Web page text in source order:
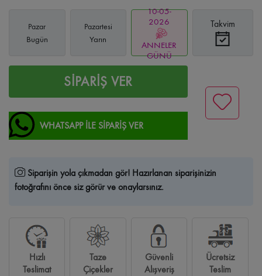
Pazar
Bugün
Pazartesi
Yarın
10-05-
2026
ANNELER
GÜNÜ
Takvim
SİPARİŞ VER
WHATSAPP İLE SİPARİŞ VER
Siparişin yola çıkmadan gör! Hazırlanan siparişinizin
fotoğrafını önce siz görür ve onaylarsınız.
Hızlı
Teslimat
Taze
Çiçekler
Güvenli
Alışveriş
Ücretsiz
Teslim